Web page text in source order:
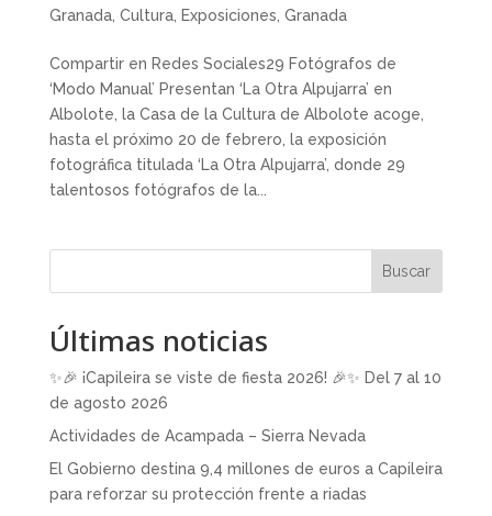
Granada, Cultura, Exposiciones Granada
Compartir en Redes Sociales29 Fotógrafos de
‘Modo Manual’ Presentan ‘La Otra Alpujarra’ en
Albolote, la Casa de la Cultura de Albolote acoge,
hasta el próximo 20 de febrero, la exposición
fotográfica titulada ‘La Otra Alpujarra’, donde 29
talentosos fotógrafos de la...
Buscar
Últimas noticias
✨🎉 ¡Capileira se viste de fiesta 2026! 🎉✨ Del 7 al 10
de agosto 2026
Actividades de Acampada – Sierra Nevada
El Gobierno destina 9,4 millones de euros a Capileira
para reforzar su protección frente a riadas